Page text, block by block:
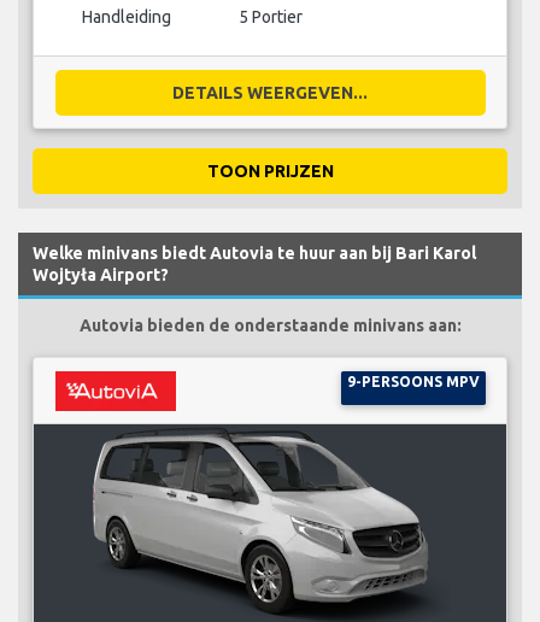
Handleiding 5 Portier
DETAILS WEERGEVEN...
TOON PRIJZEN
Welke minivans biedt Autovia te huur aan bij Bari Karol
Wojtyła Airport?
Autovia bieden de onderstaande minivans aan:
9-PERSOONS MPV